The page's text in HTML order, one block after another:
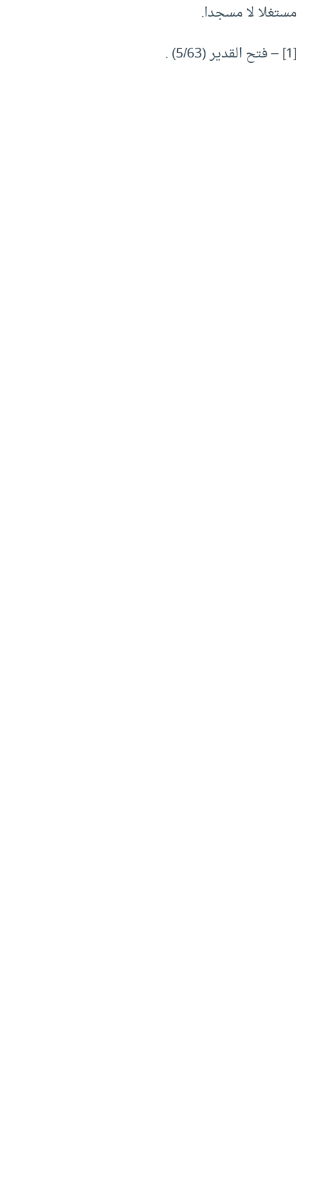
مستغلا لا مسجدا.
[1] – فتح القدير (5/63) .